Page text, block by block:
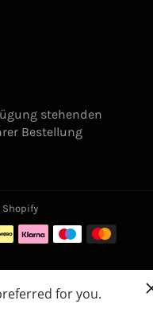
stehenden
Bestellung
Shopify